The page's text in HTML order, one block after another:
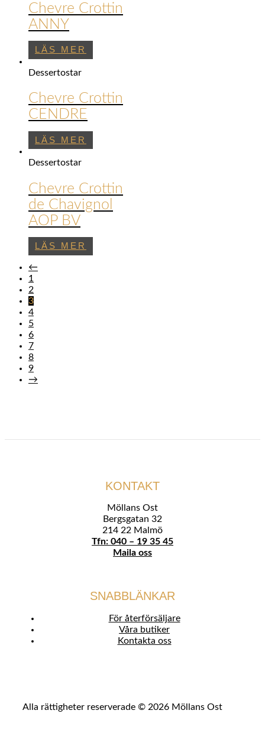
Chevre Crottin
ANNY
LÄS MER
Dessertostar
Chevre Crottin
CENDRE
LÄS MER
Dessertostar
Chevre Crottin
de Chavignol
AOP BV
LÄS MER
←
1
2
3
4
5
6
7
8
9
→
KONTAKT
Möllans Ost
Bergsgatan 32
214 22 Malmö
Tfn: 040 – 19 35 45
Maila oss
SNABBLÄNKAR
För återförsäljare
Våra butiker
Kontakta oss
Alla rättigheter reserverade © 2026 Möllans Ost